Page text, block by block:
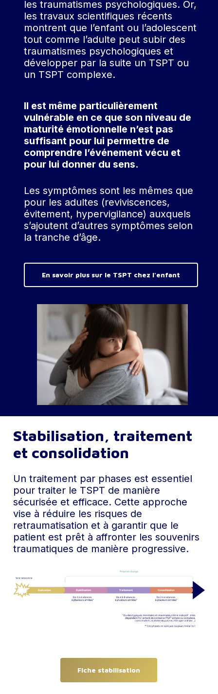
les traumatismes psychologiques. Or,
les travaux scientifiques récents
montrent que l’enfant ou l’adolescent
tout comme l’adulte peut subir des
traumatismes psychologiques et
développer par la suite un TSPT ou
un TSPT complexe.
Il est même particulièrement
vulnérable en ce que son niveau de
maturité émotionnelle n’est pas
suffisant pour lui permettre de
comprendre l’événement vécu et
pour lui donner du sens.
Les symptômes sont les mêmes que
pour les adultes (reviviscences,
évitement, hypervigilance) auxquels
s’ajoutent d’autres symptômes selon
la tranche d’âge.
En savoir plus sur le TSPT chez l'enfant
Stabilisation, traitement
et consolidation
Un traitement par phases est essentiel
pour traiter le TSPT de manière
sécurisée et efficace. Cette approche
vise à réduire les risques de
retraumatisation et à garantir que le
patient est prêt à affronter les souvenirs
traumatiques de manière progressive.
Fiche stabilisation